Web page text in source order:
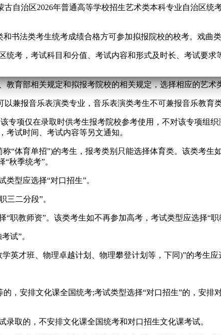
古自治区2026年普通高等学校招生艺术类本科专业自治区
书法类考生统考成绩合格方可参加拟报院校的校考。戏曲
统考，考试科目和分值、考试内容和形式及时长、考试要
教育部相关规定和拟报考院校的相关规定，选择相应的艺术
兼报音乐表演类专业，音乐表演类考生不可兼报音乐教育
专项仅在录取时供考生报考院校参考使用，不对该专项组
试时间、考试内容等另文通知。
“体育单招”)的考生，报考类别只能选择体育类。该类考
秋季统考”。
型应选择“对口招生”。
三二分段”。
职教师资”。该类考生如不再参加高考，考试类型应选择“职
试”。
英才班、物理卓越计划、物理攀登计划等，下同)”的考生应
，安排文化课全国统考;考试类型选择“对口招生”的，安
取的，不安排文化课全国统考和对口招生文化课考试。